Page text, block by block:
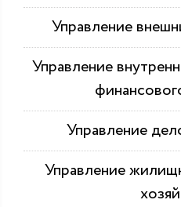
Управление
Управление
Управление
Управление